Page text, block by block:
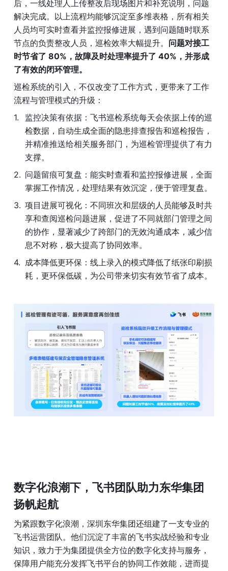
后，一线处理人上传整改后现场图片和补充说明，问题
解决完成。以上流程均能够沉淀至多维表格，所有相关
人员均可实时查看并监控报修进展，遇到问题随时联系
节点的负责整改人员，巡检效率大幅提升。 问题对接工
时节省了 80%，故障及时处理率提升了 40%，并形成
了有效的闭环管理。
巡检系统的引入，不仅改变了工作方式，更带来了工作
流程与管理模式的升级：
监控决策有依据：飞书巡检系统每天会依据上传的巡
检数据，自动生成全面的隐患排查报告和巡检报告，
并精准推送给相关服务部门，为巡检管理提供了有力
支撑。
问题留痕可复盘：能实时查看和监控报修进展，全面
掌握工作情况，处理结果有效沉淀，便于管理复盘。
项目进展可视化：不同班次和层级的人员能够及时共
享和查阅巡检问题进展，促进了不同就部门管理之间
的协作，显著减少了跨部门的无效沟通成本，减少信
息不对称，极大提高了协同效率。
成本降低更环保：线上录入的模式降低了纸张印刷损
耗，更环保低碳，为公司带来切实有效节省了成本。
数字化浪潮下，飞书团队助力东华集团
扬帆起航
为紧跟数字化浪潮，深圳东华集团还组建了一支专业的
飞书运营团队。他们沉淀了丰富的飞书实战经验和专业
知识，致力于为集团提供全方位的数字化支持与服务，
保障用户能充分发挥飞书平台的协同工作效能，进而提